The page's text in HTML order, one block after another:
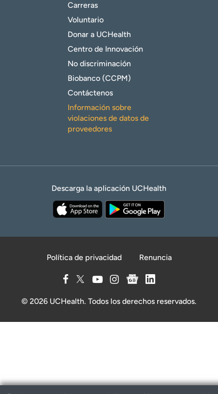
Carreras
Voluntario
Donar a UCHealth
Centro de Innovación
No discriminación
Biobanco (CCPM)
Contáctenos
Información sobre
violaciones de datos de
proveedores
Descarga la aplicación UCHealth
Política de privacidad Renuncia
© 2026 UCHealth. Todos los derechos reservados.